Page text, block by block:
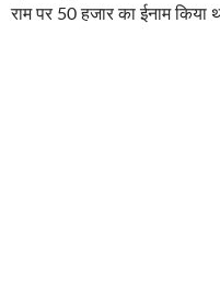
राम पर 50 हजार का ईनाम किया